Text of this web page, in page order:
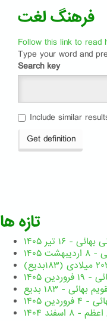
فرهنگ لغت
Follow this link to read
Type your word and
Search key
Include similar
Get definition
تازه ها
۱۶ تیر ۱۴۰۵
۱۴۰۵
- ۱۸۳ بدیع
۱۴۰۵
۱۴۰۴